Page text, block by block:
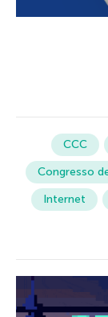
CCC
Congresso
Internet